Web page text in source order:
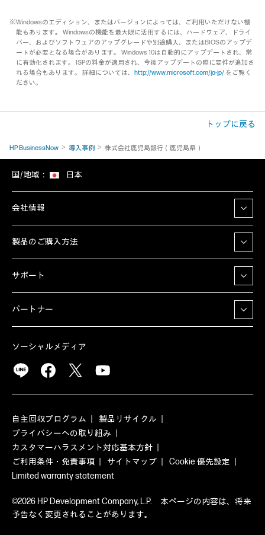
※Windowsのエディション、またはバージョンによっては、ご利用いただけない機
能もあります。 Windowsの機能を最大限に活用するには、ハードウェア、ドライ
バー、およびソフトウェアのアップグレードや別途購入、またはBIOSのアップデ
ートが必要となる場合があります。 Windows 10は自動的にアップデートされ、常
に有効化されます。 ISPの料金が適用され、今後アップデートの際に要件が追加さ
れる場合もあります。 詳細については、 http://www.microsoft.com/ja-jp/ をご覧く
ださい。
トップに戻る
HP BusinessNow 導入事例 株式会社鹿児島銀行（鹿児島県）
国/地域： 日本
会社情報
製品のご購入方法
サポート
パートナー
ソーシャルメディア
自主回収プログラム
製品リサイクル
プライバシーへの取り組み
カスタマーハラスメント対応基本方針
ご利用条件・免責事項
サイトマップ
Cookie 優先設定
Limited warranty statement
©2026 HP Development Company, L.P. 本ページの内容は、将来
予告なく変更されることがあります。